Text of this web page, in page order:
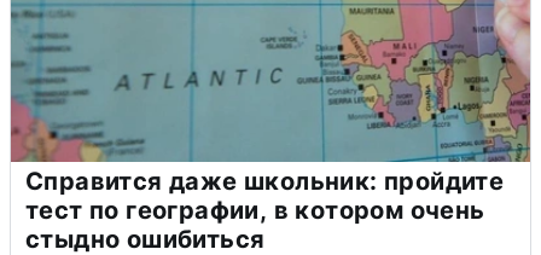
Справится даже школьник: пройдите
тест по географии, в котором очень
стыдно ошибиться